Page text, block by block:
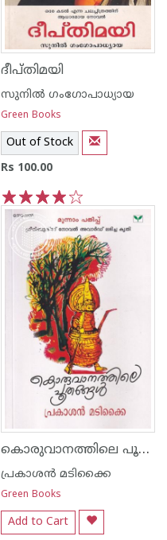
ദീപ്തിമയി
സുനില്‍ ഗംഗോപാധ്യായ
Green Books
Out of Stock
Rs 100.00
3
2
1
കൊരുവാനത്തിലെ പൂതങ്ങള്‍
പ്രകാശ‌ന്‍ മടിക്കൈ
Green Books
Add to Cart